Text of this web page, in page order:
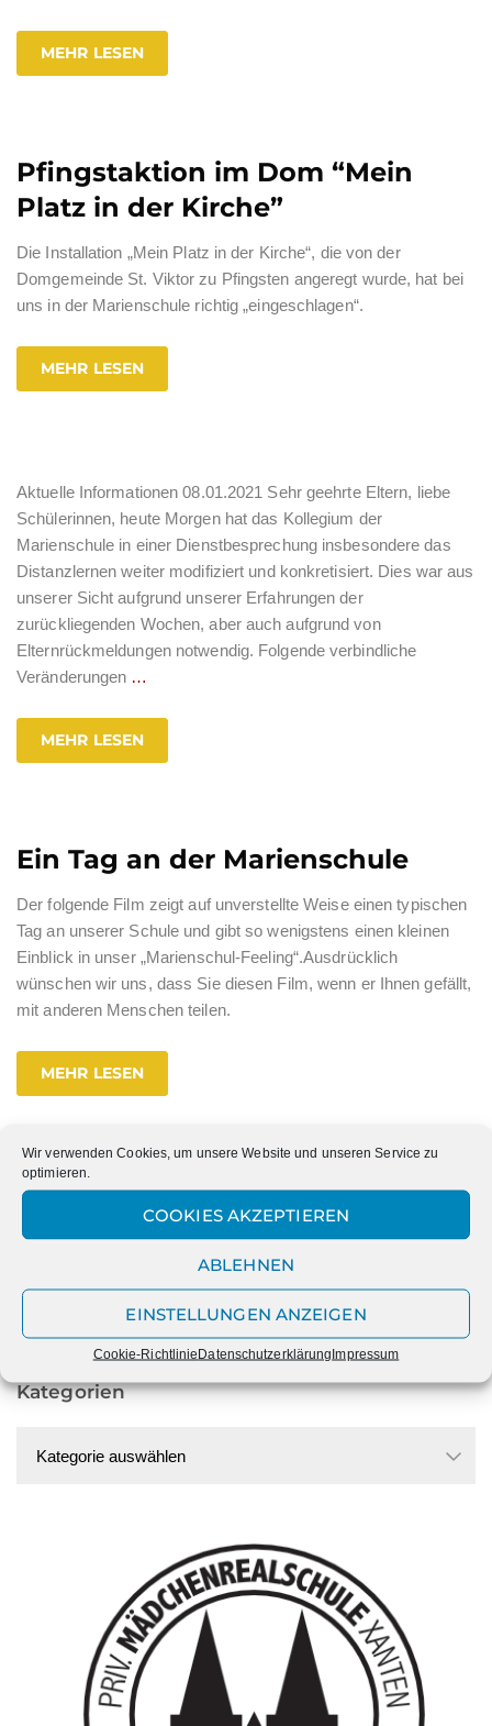
Wir verwenden Cookies, um unsere Website und unseren Service zu
optimieren.
COOKIES AKZEPTIEREN
ABLEHNEN
EINSTELLUNGEN ANZEIGEN
Cookie-RichtlinieDatenschutzerklärungImpressum
MEHR LESEN
Pfingstaktion im Dom “Mein
Platz in der Kirche”
Die Installation „Mein Platz in der Kirche“, die von der
Domgemeinde St. Viktor zu Pfingsten angeregt wurde, hat bei
uns in der Marienschule richtig „eingeschlagen“.
MEHR LESEN
Aktuelle Informationen 08.01.2021 Sehr geehrte Eltern, liebe
Schülerinnen, heute Morgen hat das Kollegium der
Marienschule in einer Dienstbesprechung insbesondere das
Distanzlernen weiter modifiziert und konkretisiert. Dies war aus
unserer Sicht aufgrund unserer Erfahrungen der
zurückliegenden Wochen, aber auch aufgrund von
Elternrückmeldungen notwendig. Folgende verbindliche
Veränderungen …
MEHR LESEN
Ein Tag an der Marienschule
Der folgende Film zeigt auf unverstellte Weise einen typischen
Tag an unserer Schule und gibt so wenigstens einen kleinen
Einblick in unser „Marienschul-Feeling“.Ausdrücklich
wünschen wir uns, dass Sie diesen Film, wenn er Ihnen gefällt,
mit anderen Menschen teilen.
MEHR LESEN
Datum
Datum
Kategorien